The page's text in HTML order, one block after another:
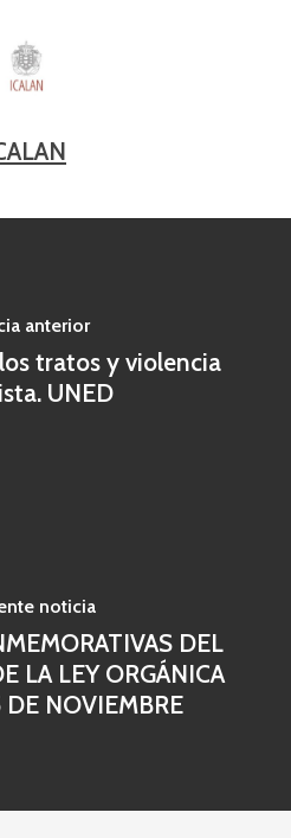
anterior
tratos y violencia
UNED
noticia
DEL
LA LEY ORGÁNICA
DE NOVIEMBRE